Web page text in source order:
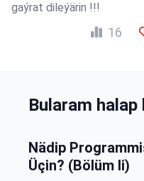
gaýrat dileýärin !!!
16
Bularam
Nädip
Üçin? (Bölüm Ii)